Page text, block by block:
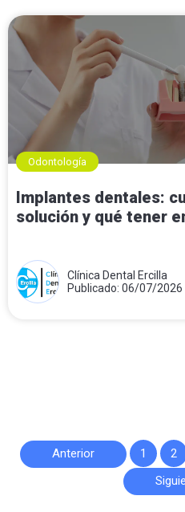
Odontología
Implantes dentales:
solución y qué tener
Clínica Dental Ercilla
Publicado: 06/07/2026
Paginación
de
Anterior 1 2